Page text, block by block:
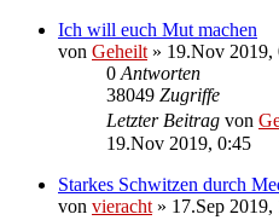
Ich will euch Mut machen
von Geheilt » 19.Nov 2019,
0 Antworten
38049 Zugriffe
Letzter Beitrag von
19.Nov 2019, 0:45
Starkes Schwitzen durch
von vieracht » 17.Sep 2019,